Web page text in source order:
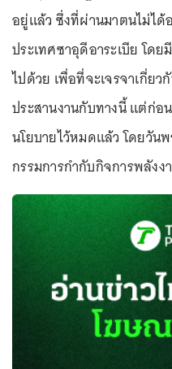
อยู่แล้ว ซึ่งที่ผ่านมาตนไม่ได้
ประเทศซาอุดีอาระเบีย โด
ไปด้วย เพื่อที่จะเจรจาเกี่ย
ประสานงานกับทางนี้ แต่ก่อ
นโยบายไว้หมดแล้ว โดยวั
กรรมการกำกับกิจการพลัง